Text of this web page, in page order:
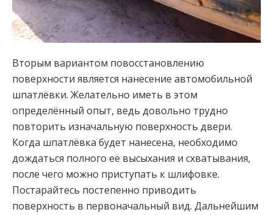
Вторым вариантом повосстановлению
поверхности является нанесение автомобильной
шпатлёвки. Желательно иметь в этом
определённый опыт, ведь довольно трудно
повторить изначальную поверхность двери.
Когда шпатлёвка будет нанесена, необходимо
дождаться полного её высыхания и схватывания,
после чего можно приступать к шлифовке.
Постарайтесь постепенно приводить
поверхность в первоначальный вид. Дальнейшим